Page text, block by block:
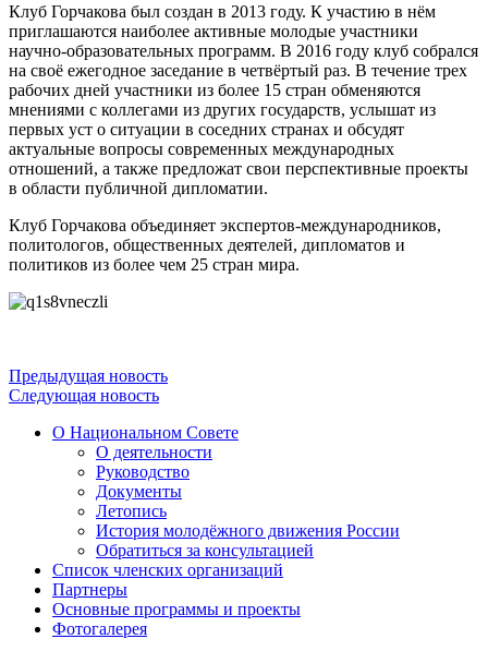
Клуб Горчакова был создан в 2013 году. К участию в нём
приглашаются наиболее активные молодые участники
научно-образовательных программ. В 2016 году клуб собрался
на своё ежегодное заседание в четвёртый раз. В течение трех
рабочих дней участники из более 15 стран обменяются
мнениями с коллегами из других государств, услышат из
первых уст о ситуации в соседних странах и обсудят
актуальные вопросы современных международных
отношений, а также предложат свои перспективные проекты
в области публичной дипломатии.
Клуб Горчакова объединяет экспертов-международников,
политологов, общественных деятелей, дипломатов и
политиков из более чем 25 стран мира.
Предыдущая новость
Следующая новость
О Национальном Совете
О деятельности
Руководство
Документы
Летопись
История молодёжного движения России
Обратиться за консультацией
Список членских организаций
Партнеры
Основные программы и проекты
Фотогалерея